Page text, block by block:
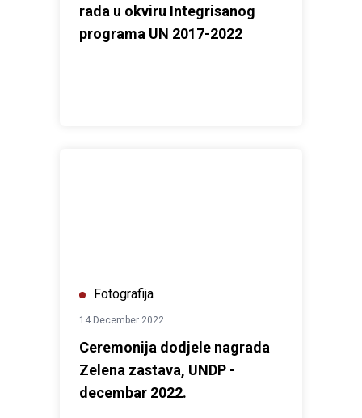
rada u okviru Integrisanog
programa UN 2017-2022
Fotografija
14 December 2022
Ceremonija dodjele nagrada
Zelena zastava, UNDP -
decembar 2022.